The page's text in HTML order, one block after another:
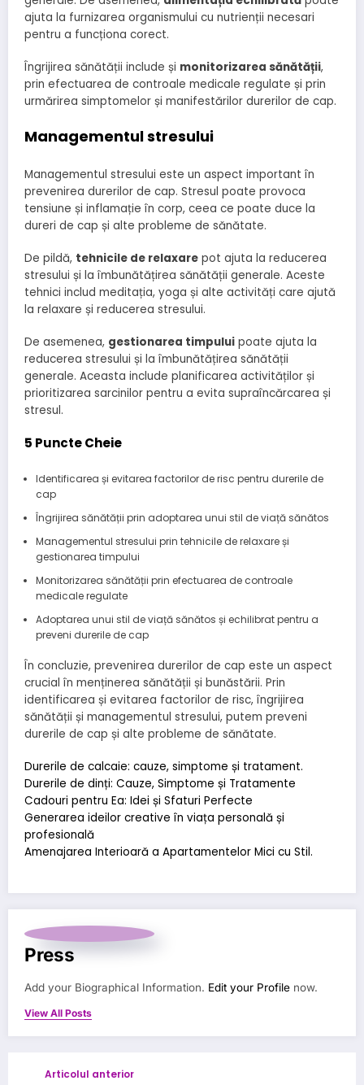
ajuta la furnizarea organismului cu nutrienții necesari
pentru a funcționa corect.
Îngrijirea sănătății include și monitorizarea sănătății,
prin efectuarea de controale medicale regulate și prin
urmărirea simptomelor și manifestărilor durerilor de cap.
Managementul stresului
Managementul stresului este un aspect important în
prevenirea durerilor de cap. Stresul poate provoca
tensiune și inflamație în corp, ceea ce poate duce la
dureri de cap și alte probleme de sănătate.
De pildă, tehnicile de relaxare pot ajuta la reducerea
stresului și la îmbunătățirea sănătății generale. Aceste
tehnici includ meditația, yoga și alte activități care ajută
la relaxare și reducerea stresului.
De asemenea, gestionarea timpului poate ajuta la
reducerea stresului și la îmbunătățirea sănătății
generale. Aceasta include planificarea activităților și
prioritizarea sarcinilor pentru a evita supraîncărcarea și
stresul.
5 Puncte Cheie
Identificarea și evitarea factorilor de risc pentru durerile de
cap
Îngrijirea sănătății prin adoptarea unui stil de viață sănătos
Managementul stresului prin tehnicile de relaxare și
gestionarea timpului
Monitorizarea sănătății prin efectuarea de controale
medicale regulate
Adoptarea unui stil de viață sănătos și echilibrat pentru a
preveni durerile de cap
În concluzie, prevenirea durerilor de cap este un aspect
crucial în menținerea sănătății și bunăstării. Prin
identificarea și evitarea factorilor de risc, îngrijirea
sănătății și managementul stresului, putem preveni
durerile de cap și alte probleme de sănătate.
Durerile de calcaie: cauze, simptome și tratament.
Durerile de dinți: Cauze, Simptome și Tratamente
Cadouri pentru Ea: Idei și Sfaturi Perfecte
Generarea ideilor creative în viața personală și
profesională
Amenajarea Interioară a Apartamentelor Mici cu Stil.
Press
Add your Biographical Information. Edit your Profile now.
View All Posts
Articolul anterior